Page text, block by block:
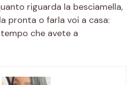
riguarda la besciamella,
pronta o farla voi a casa:
che avete a